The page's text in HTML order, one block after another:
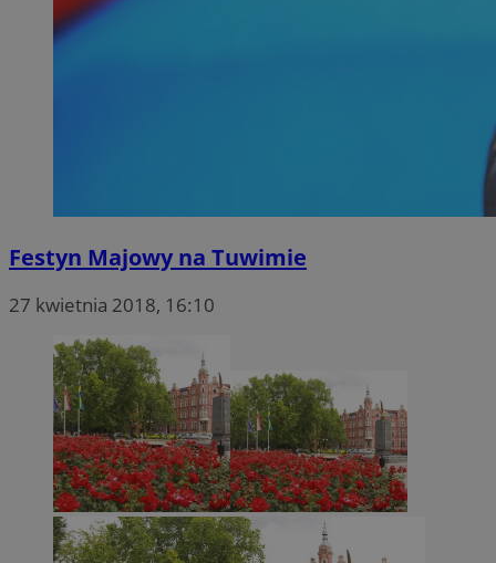
Festyn Majowy na Tuwimie
27 kwietnia 2018, 16:10